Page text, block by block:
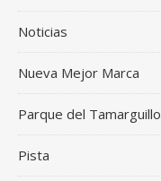
Noticias
Nueva Mejor Marca
Parque del Tamarguillo
Pista